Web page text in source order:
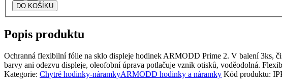
Popis produktu
Ochranná flexibilní fólie na sklo displeje hodinek ARMODD Prime 2. V balení 3ks,
barvy ani odezvu displeje, oleofobní úprava potlačuje vznik otisků, voděodolná.
Kategorie: Chytré hodinky-náramkyARMODD hodinky a náramky Kód produktu: